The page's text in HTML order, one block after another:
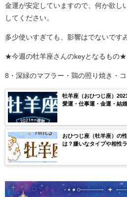
金運が安定していますので、何か欲し
してください。
多少使いすぎても、影響はでないです
★今週の牡羊座さんのkeyとなるもの★
8・深緑のマフラー・鶏の照り焼き・
牡羊座（おひつじ座）
愛運・仕事運・金運・結
おひつじ座（牡羊座）の
は？嫌いなタイプや相性